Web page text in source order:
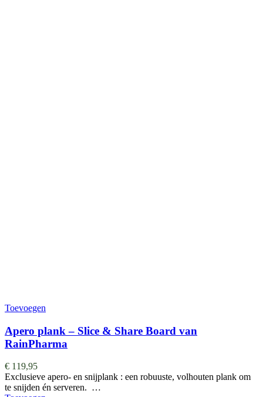
Toevoegen
Apero plank – Slice & Share Board van
RainPharma
€ 119,95
Exclusieve apero- en snijplank : een robuuste, volhouten plank om
te snijden én serveren. …